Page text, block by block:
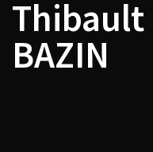
Skip
content
Thibault
BAZIN
Navigation
de